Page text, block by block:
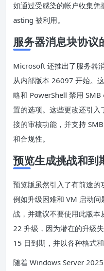
如通过受感染的帐户收集
asting 被利用。
服务器消息块协议
Microsoft 还推出了服务器
从内部版本 26097 开始。
略和 PowerShell 禁用
置的选项。这些更改还引
接的审核功能，并支持
和合规性。
预览生成挑战和到
预览版虽然引入了有前途的
例如升级困难和 VM 启动
战，并建议不要使用此版
22 升级，因为潜在的升级
15 日到期，并以各种格式和
随着 Windows Server